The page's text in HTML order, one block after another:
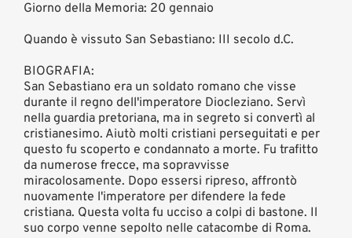
Giorno della Memoria: 20 gennaio
Quando è vissuto San Sebastiano: III secolo d.C.
BIOGRAFIA:
San Sebastiano era un soldato romano che visse
durante il regno dell'imperatore Diocleziano. Servì
nella guardia pretoriana, ma in segreto si convertì al
cristianesimo. Aiutò molti cristiani perseguitati e per
questo fu scoperto e condannato a morte. Fu trafitto
da numerose frecce, ma sopravvisse
miracolosamente. Dopo essersi ripreso, affrontò
nuovamente l'imperatore per difendere la fede
cristiana. Questa volta fu ucciso a colpi di bastone. Il
suo corpo venne sepolto nelle catacombe di Roma.